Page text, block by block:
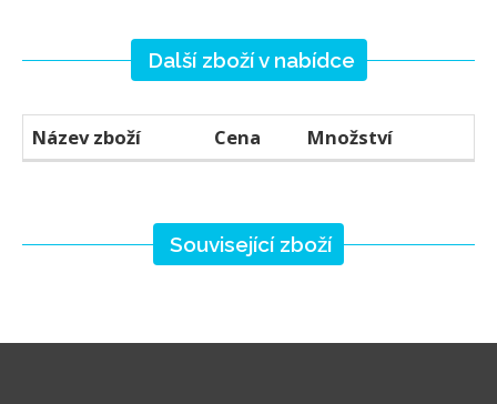
Další zboží v nabídce
Název zboží Cena Množství
Související zboží